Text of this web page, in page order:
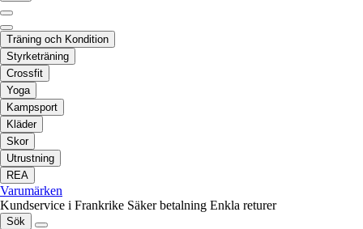
Träning och Kondition
Styrketräning
Crossfit
Yoga
Kampsport
Kläder
Skor
Utrustning
REA
Varumärken
Kundservice i Frankrike Säker betalning Enkla returer
Sök